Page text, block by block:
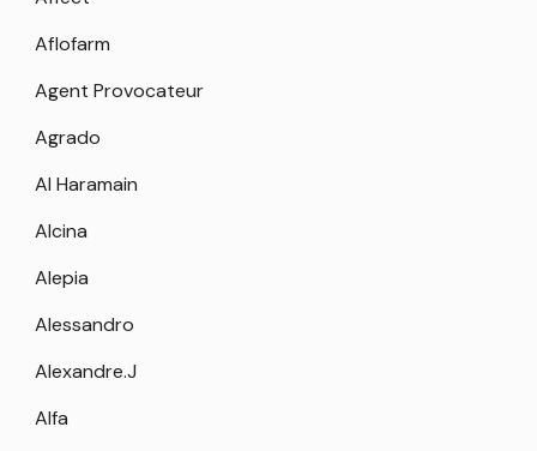
Aflofarm
Agent Provocateur
Agrado
Al Haramain
Alcina
Alepia
Alessandro
Alexandre.J
Alfa